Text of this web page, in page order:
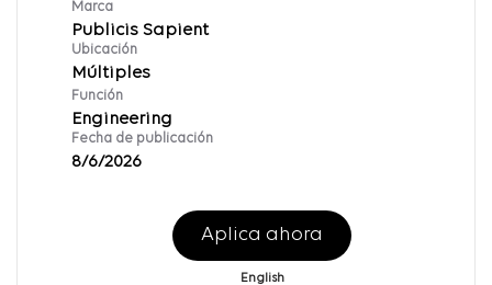
Marca
Publicis Sapient
Ubicación
Múltiples
Función
Engineering
Fecha de publicación
8/6/2026
Aplica ahora
English